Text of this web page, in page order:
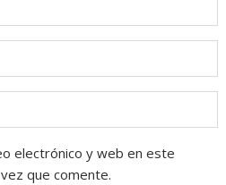
electrónico y web en este
que comente.